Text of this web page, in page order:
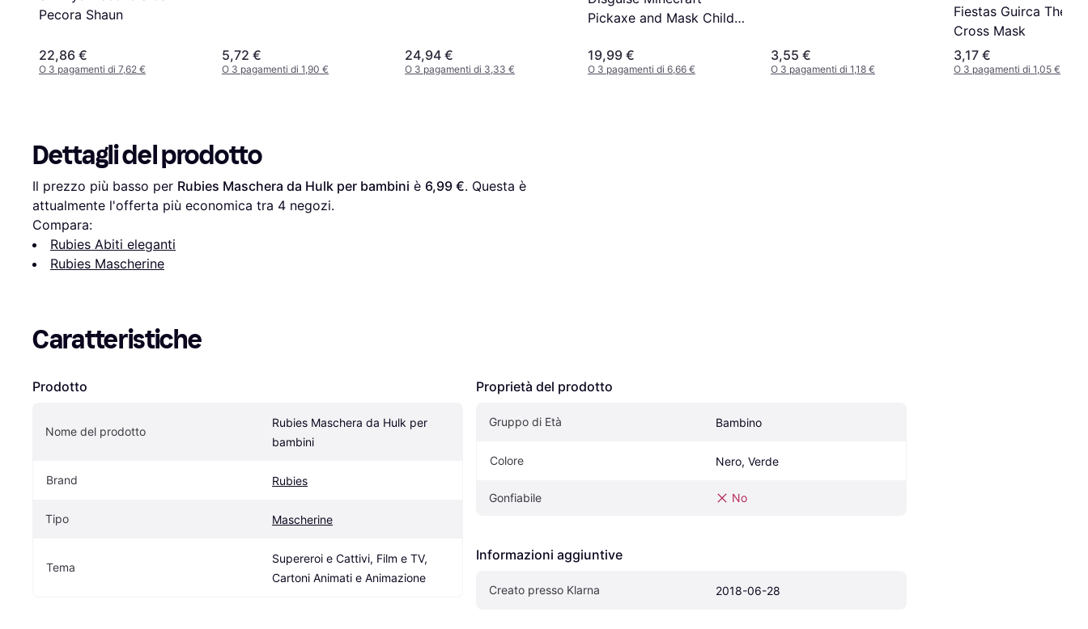
Pecora Shaun
22,86 €
O 3 pagamenti di 7,62 €
5,72 €
O 3 pagamenti di 1,90 €
24,94 €
O 3 pagamenti di 3,33 €
Pickaxe and Mask Child
19,99 €
O 3 pagamenti di 6,66 €
3,55 €
O 3 pagamenti di 1,18 €
Fiestas Guirca The
Cross Mask
3,17 €
O 3 pagamenti di 1,05 €
Dettagli del prodotto
Il prezzo più basso per Rubies Maschera da Hulk per bambini è 6,99 €. Questa è
attualmente l'offerta più economica tra 4 negozi.
Compara:
Rubies Abiti eleganti
Rubies Mascherine
Caratteristiche
Prodotto
Nome del prodotto
Rubies Maschera da Hulk per
bambini
Brand Rubies
Tipo Mascherine
Tema
Supereroi e Cattivi, Film e TV,
Cartoni Animati e Animazione
Proprietà del prodotto
Gruppo di Età Bambino
Colore Nero, Verde
Gonfiabile No
Informazioni aggiuntive
Creato presso Klarna 2018-06-28